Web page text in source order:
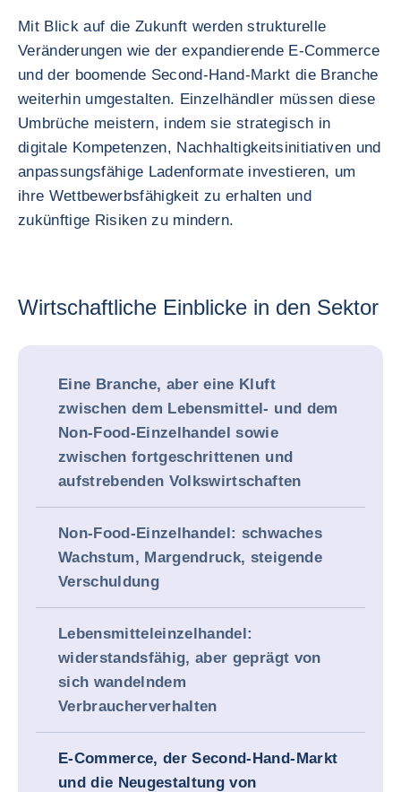
Mit Blick auf die Zukunft werden strukturelle
Veränderungen wie der expandierende E-Commerce
und der boomende Second-Hand-Markt die Branche
weiterhin umgestalten. Einzelhändler müssen diese
Umbrüche meistern, indem sie strategisch in
digitale Kompetenzen, Nachhaltigkeitsinitiativen und
anpassungsfähige Ladenformate investieren, um
ihre Wettbewerbsfähigkeit zu erhalten und
zukünftige Risiken zu mindern.
Wirtschaftliche Einblicke in den Sektor
Eine Branche, aber eine Kluft
zwischen dem Lebensmittel- und dem
Non-Food-Einzelhandel sowie
zwischen fortgeschrittenen und
aufstrebenden Volkswirtschaften
Non-Food-Einzelhandel: schwaches
Wachstum, Margendruck, steigende
Verschuldung
Lebensmitteleinzelhandel:
widerstandsfähig, aber geprägt von
sich wandelndem
Verbraucherverhalten
E-Commerce, der Second-Hand-Markt
und die Neugestaltung von